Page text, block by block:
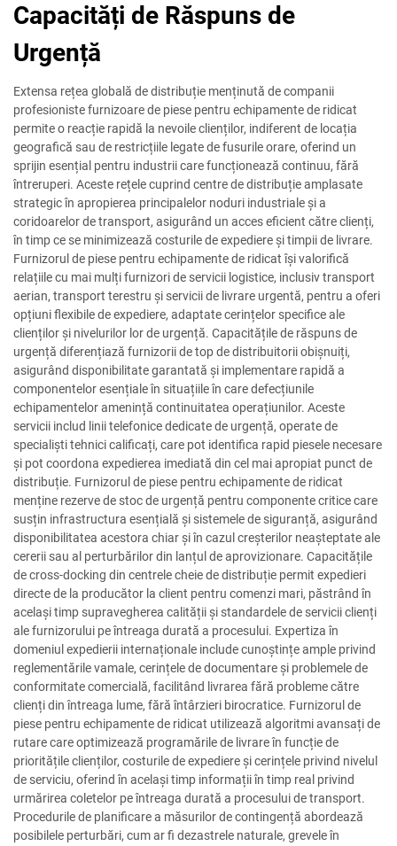
Capacități de Răspuns de
Urgență
Extensa rețea globală de distribuție menținută de companii
profesioniste furnizoare de piese pentru echipamente de ridicat
permite o reacție rapidă la nevoile clienților, indiferent de locația
geografică sau de restricțiile legate de fusurile orare, oferind un
sprijin esențial pentru industrii care funcționează continuu, fără
întreruperi. Aceste rețele cuprind centre de distribuție amplasate
strategic în apropierea principalelor noduri industriale și a
coridoarelor de transport, asigurând un acces eficient către clienți,
în timp ce se minimizează costurile de expediere și timpii de livrare.
Furnizorul de piese pentru echipamente de ridicat își valorifică
relațiile cu mai mulți furnizori de servicii logistice, inclusiv transport
aerian, transport terestru și servicii de livrare urgentă, pentru a oferi
opțiuni flexibile de expediere, adaptate cerințelor specifice ale
clienților și nivelurilor lor de urgență. Capacitățile de răspuns de
urgență diferențiază furnizorii de top de distribuitorii obișnuiți,
asigurând disponibilitate garantată și implementare rapidă a
componentelor esențiale în situațiile în care defecțiunile
echipamentelor amenință continuitatea operațiunilor. Aceste
servicii includ linii telefonice dedicate de urgență, operate de
specialiști tehnici calificați, care pot identifica rapid piesele necesare
și pot coordona expedierea imediată din cel mai apropiat punct de
distribuție. Furnizorul de piese pentru echipamente de ridicat
menține rezerve de stoc de urgență pentru componente critice care
susțin infrastructura esențială și sistemele de siguranță, asigurând
disponibilitatea acestora chiar și în cazul creșterilor neașteptate ale
cererii sau al perturbărilor din lanțul de aprovizionare. Capacitățile
de cross-docking din centrele cheie de distribuție permit expedieri
directe de la producător la client pentru comenzi mari, păstrând în
același timp supravegherea calității și standardele de servicii clienți
ale furnizorului pe întreaga durată a procesului. Expertiza în
domeniul expedierii internaționale include cunoștințe ample privind
reglementările vamale, cerințele de documentare și problemele de
conformitate comercială, facilitând livrarea fără probleme către
clienți din întreaga lume, fără întârzieri birocratice. Furnizorul de
piese pentru echipamente de ridicat utilizează algoritmi avansați de
rutare care optimizează programările de livrare în funcție de
prioritățile clienților, costurile de expediere și cerințele privind nivelul
de serviciu, oferind în același timp informații în timp real privind
urmărirea coletelor pe întreaga durată a procesului de transport.
Procedurile de planificare a măsurilor de contingență abordează
posibilele perturbări, cum ar fi dezastrele naturale, grevele în